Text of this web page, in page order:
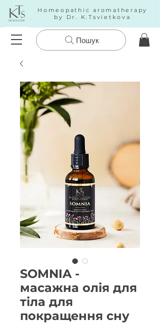
Homeopathic aromatherapy
by Dr. K.Tsvietkova
Пошук
SOMNIA -
масажна олія для
тіла для
покращення сну